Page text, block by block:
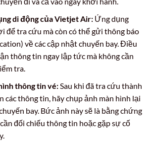
di động của Vietjet Air:Ứng dụng
để tra cứu mà còn có thể gửi thông báo
về các cập nhật chuyến bay. Điều
thông tin ngay lập tức mà không cần
tra.
thông tin vé:Sau khi đã tra cứu thành
các thông tin, hãy chụp ảnh màn hình lại
bay. Bức ảnh này sẽ là bằng chứng
đối chiếu thông tin hoặc gặp sự cố